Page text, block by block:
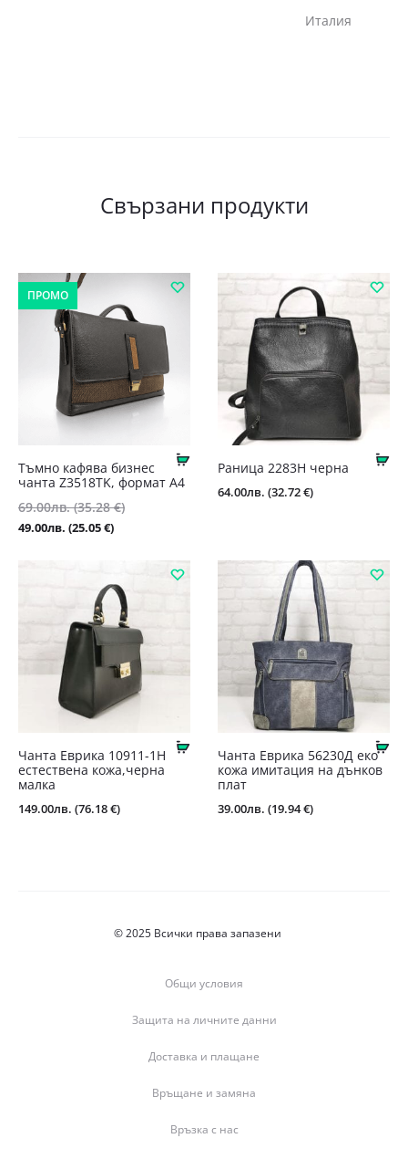
Италия
Свързани продукти
ПРОМО
Купи
Тъмно кафява бизнес
чанта Z3518TK, формат А4
69.00лв. (35.28 €)Original
69.00лв.
€).
49.00лв. (25.05 €)Текущата
49.00лв.
(25.05
€).
Раница 2283Н черна
64.00лв. (32.72 €)
Купи
Чанта Еврика 10911-1Н
естествена кожа,черна
малка
149.00лв. (76.18 €)
Чанта Еврика 56230Д еко
кожа имитация на дънков
плат
39.00лв. (19.94 €)
© 2025 Всички права запазени
Общи условия
Защита на личните данни
Доставка и плащане
Връщане и замяна
Връзка с нас